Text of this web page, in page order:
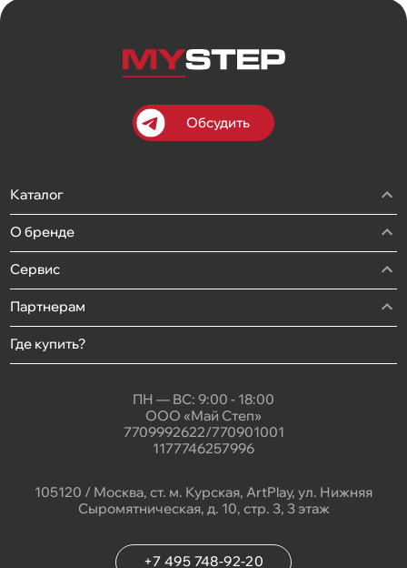
Обсудить
Каталог
О бренде
Сервис
Партнерам
Где купить?
ПН — ВС: 9:00 - 18:00
ООО «Май Степ»
7709992622/770901001
1177746257996
105120 / Москва, ст. м. Курская, ArtPlay, ул. Нижняя
Сыромятническая, д. 10, стр. 3, 3 этаж
+7 495 748-92-20